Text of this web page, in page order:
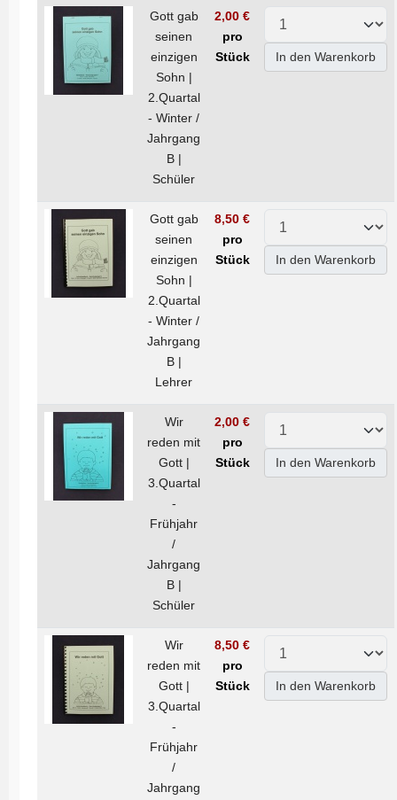
Gott gab
seinen
einzigen
Sohn |
2.Quartal
- Winter /
Jahrgang
B |
Schüler
2,00 €
pro
Stück
In den Warenkorb
Gott gab
seinen
einzigen
Sohn |
2.Quartal
- Winter /
Jahrgang
B |
Lehrer
8,50 €
pro
Stück
In den Warenkorb
Wir
reden mit
Gott |
3.Quartal
-
Frühjahr
/
Jahrgang
B |
Schüler
2,00 €
pro
Stück
In den Warenkorb
Wir
reden mit
Gott |
3.Quartal
-
Frühjahr
/
Jahrgang
8,50 €
pro
Stück
In den Warenkorb